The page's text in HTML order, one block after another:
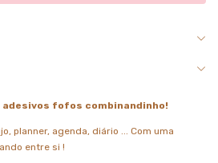
fofos combinandinho!
planner, agenda, diário ... Com uma
entre si !